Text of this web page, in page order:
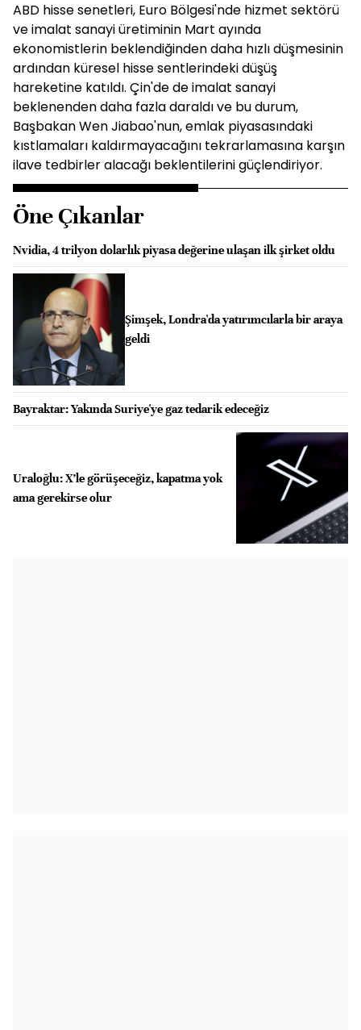
ABD hisse senetleri, Euro Bölgesi'nde hizmet sektörü
ve imalat sanayi üretiminin Mart ayında
ekonomistlerin beklendiğinden daha hızlı düşmesinin
ardından küresel hisse sentlerindeki düşüş
hareketine katıldı. Çin'de de imalat sanayi
beklenenden daha fazla daraldı ve bu durum,
Başbakan Wen Jiabao'nun, emlak piyasasındaki
kıstlamaları kaldırmayacağını tekrarlamasına karşın
ilave tedbirler alacağı beklentilerini güçlendiriyor.
Öne Çıkanlar
Nvidia, 4 trilyon dolarlık piyasa değerine ulaşan ilk şirket oldu
Şimşek, Londra'da yatırımcılarla bir araya
geldi
Bayraktar: Yakında Suriye'ye gaz tedarik edeceğiz
Uraloğlu: X’le görüşeceğiz, kapatma yok
ama gerekirse olur